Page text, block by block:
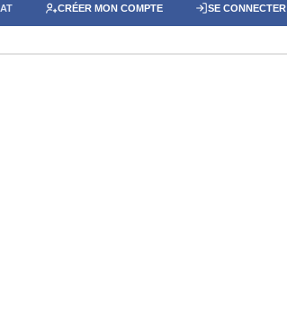
CRÉER MON COMPTE SE CONNECTER